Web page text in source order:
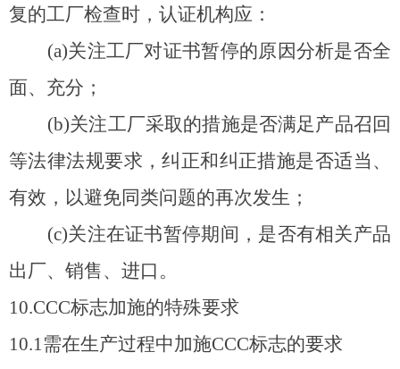
复的工厂检查时，认证机构应：
(a)关注工厂对证书暂停的原因分析是否全
面、充分；
(b)关注工厂采取的措施是否满足产品召回
等法律法规要求，纠正和纠正措施是否适当、
有效，以避免同类问题的再次发生；
(c)关注在证书暂停期间，是否有相关产品
出厂、销售、进口。
10.CCC标志加施的特殊要求
10.1需在生产过程中加施CCC标志的要求